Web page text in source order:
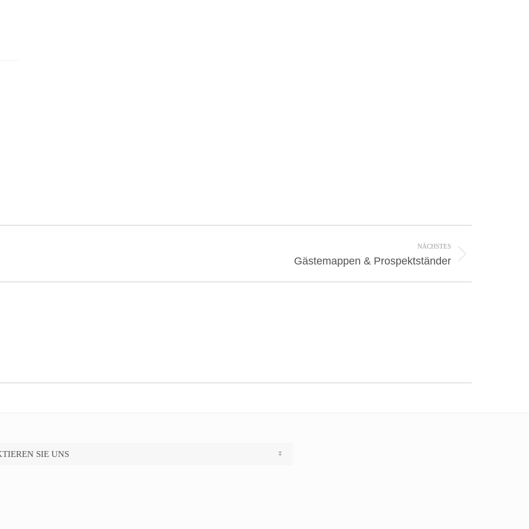
NÄCHSTES
Gästemappen & Prospektständer
SIE UNS